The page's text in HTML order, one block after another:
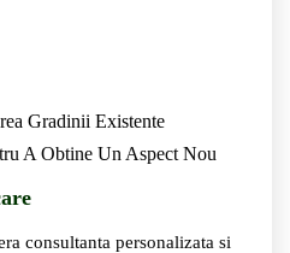
Gradinii Existente
A Obtine Un Aspect Nou
consultanta personalizata si